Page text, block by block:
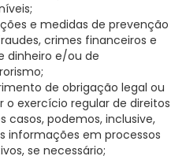
e medidas de prevenção
crimes financeiros e
dinheiro e/ou de
de obrigação legal ou
o exercício regular de direitos
casos, podemos, inclusive,
informações em processos
se necessário;